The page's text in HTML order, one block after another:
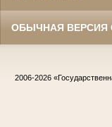
ОБЫЧНАЯ ВЕРСИЯ
2006-2026